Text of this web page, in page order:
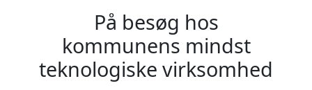
På besøg hos
kommunens mindst
teknologiske virksomhed